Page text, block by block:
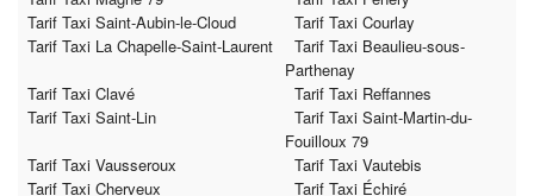
Tarif Taxi Saint-Aubin-le-Cloud
Tarif Taxi Courlay
Tarif Taxi La Chapelle-Saint-Laurent
Tarif Taxi Beaulieu-sous-
Parthenay
Tarif Taxi Clavé
Tarif Taxi Reffannes
Tarif Taxi Saint-Lin
Tarif Taxi Saint-Martin-du-
Fouilloux 79
Tarif Taxi Vausseroux
Tarif Taxi Vautebis
Tarif Taxi Cherveux
Tarif Taxi Échiré